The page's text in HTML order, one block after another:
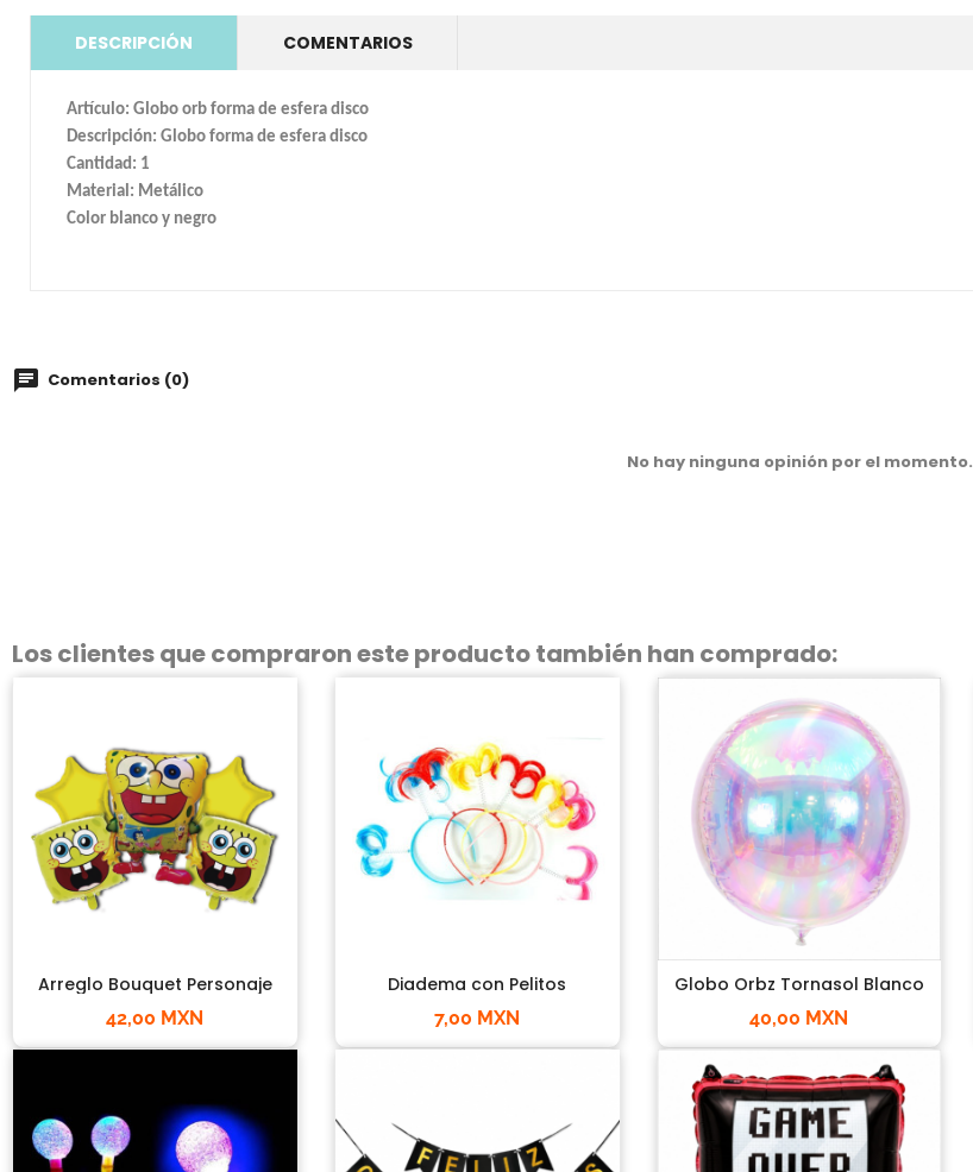
DESCRIPCIÓN COMENTARIOS
Artículo: Globo orb forma de esfera disco
Descripción: Globo forma de esfera disco
Cantidad: 1
Material: Metálico
Color blanco y negro
Comentarios (0)
No hay ninguna opinión por el momento.
Los clientes que compraron este producto también han comprado:
Arreglo Bouquet Personaje
42,00 MXN
Diadema con Pelitos
7,00 MXN
Globo Orbz Tornasol Blanco
40,00 MXN